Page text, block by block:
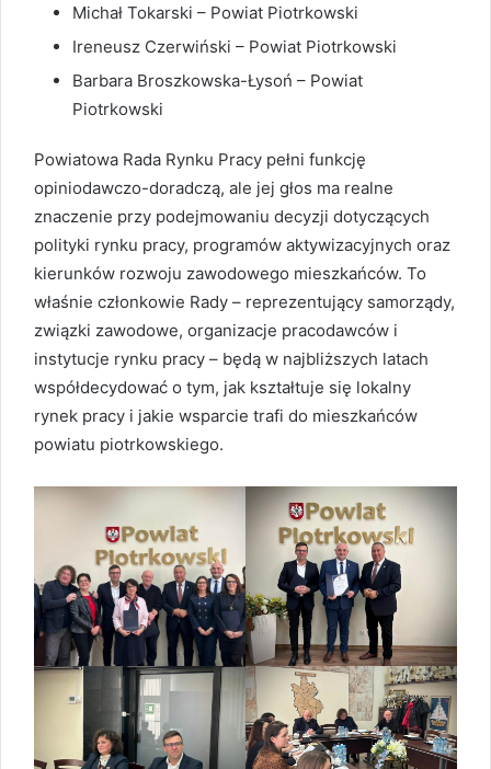
Michał Tokarski – Powiat Piotrkowski
Ireneusz Czerwiński – Powiat Piotrkowski
Barbara Broszkowska-Łysoń – Powiat
Piotrkowski
Powiatowa Rada Rynku Pracy pełni funkcję
opiniodawczo-doradczą, ale jej głos ma realne
znaczenie przy podejmowaniu decyzji dotyczących
polityki rynku pracy, programów aktywizacyjnych oraz
kierunków rozwoju zawodowego mieszkańców. To
właśnie członkowie Rady – reprezentujący samorządy,
związki zawodowe, organizacje pracodawców i
instytucje rynku pracy – będą w najbliższych latach
współdecydować o tym, jak kształtuje się lokalny
rynek pracy i jakie wsparcie trafi do mieszkańców
powiatu piotrkowskiego.